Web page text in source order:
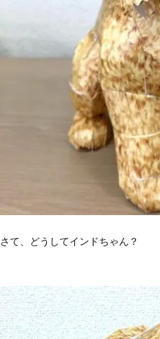
さて、どうしてインドちゃん？